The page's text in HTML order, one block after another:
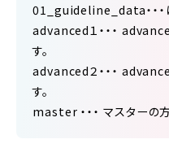
01_guideline_data・・・
advanced１・・・
す。
advanced２・・・
す。
master ・・・ マスターの